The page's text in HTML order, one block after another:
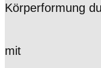
Körperformung
mit